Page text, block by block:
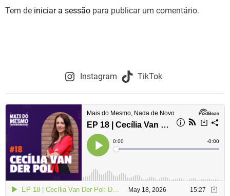
Tem de iniciar a sessão para publicar um comentário.
Instagram TikTok